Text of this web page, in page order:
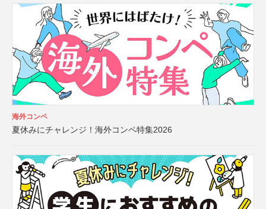
海外コンペ
夏休みにチャレンジ！海外コンペ特集2026